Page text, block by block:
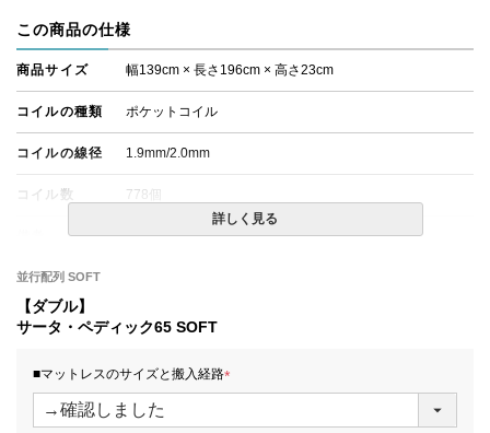
この商品の仕様
商品サイズ 幅139cm × 長さ196cm × 高さ23cm
コイルの種類 ポケットコイル
コイルの線径 1.9mm/2.0mm
コイル数 778個
・価格はマットレス単体購入の金額です。
※できる限り実際の色を再現するよう心がけております
承ください。
詳しく見る
並行配列 SOFT
【ダブル】
サータ・ペディック65 SOFT
■マットレスのサイズと搬入経路
(